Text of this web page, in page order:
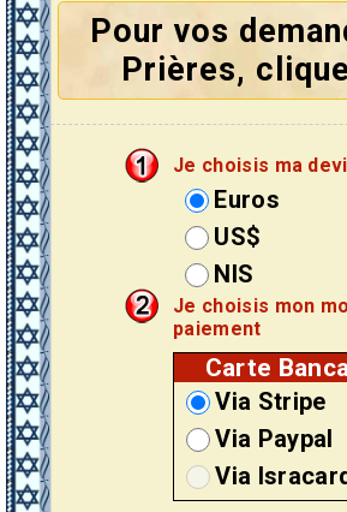
Pour vos
Prières,
Je choisis ma
Euros
US$
NIS
Je choisis mon
paiement
Carte
Via Stripe
Via Paypal
Via